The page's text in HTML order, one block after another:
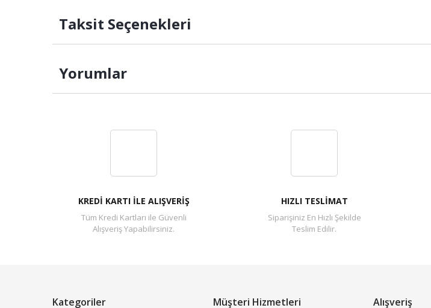
Taksit Seçenekleri
Yorumlar
KREDİ KARTI İLE ALIŞVERİŞ
Tüm Kredi Kartları ile Güvenli
Alışveriş Yapabilirsiniz.
HIZLI TESLİMAT
Siparişiniz En Hızlı Şekilde
Teslim Edilir.
Kategoriler Müşteri Hizmetleri Alışveriş